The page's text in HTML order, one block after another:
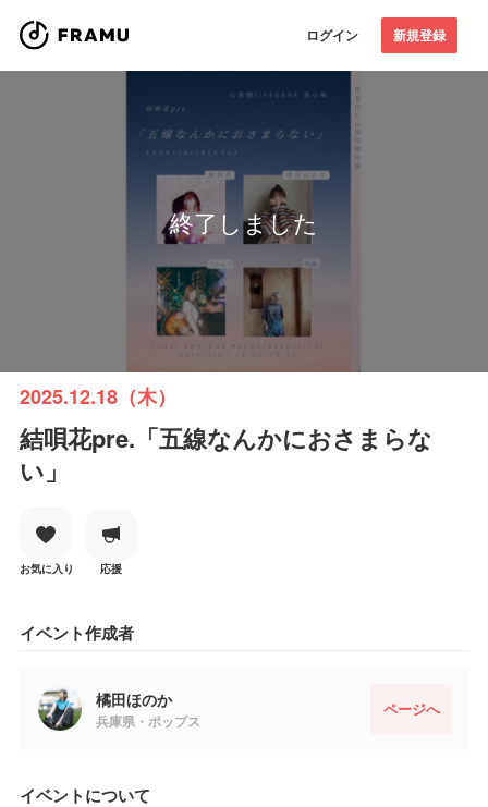
ログイン 新規登録
終了しました
2025.12.18（木）
結唄花pre.「五線なんかにおさまらな
い」
お気に入り 応援
イベント作成者
橘田ほのか
兵庫県・ポップス
ページへ
イベントについて